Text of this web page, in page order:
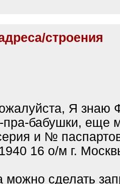
строения
Я знаю
пра-бабушки, еще
и №
16 о/м г.
сделать